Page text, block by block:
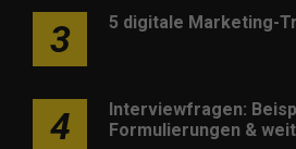
3 5 digitale Marketing-
4
Interviewfragen:
Formulierungen &